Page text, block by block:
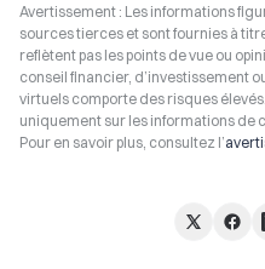
Avertissement : Les informations
sources tierces et sont fournies à
reflètent pas les points de vue ou
conseil financier, d’investissement
virtuels comporte des risques
uniquement sur les informations de
Pour en savoir plus, consultez l’